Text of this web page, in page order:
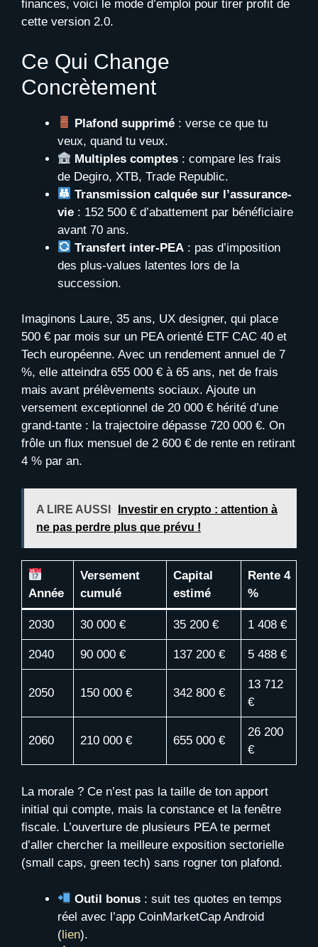
finances, voici le mode d’emploi pour tirer profit de
cette version 2.0.
Ce Qui Change
Concrètement
Plafond supprimé : verse ce que tu
veux, quand tu veux.
Multiples comptes : compare les frais
de Degiro, XTB, Trade Republic.
Transmission calquée sur l’assurance-
vie : 152 500 € d’abattement par bénéficiaire
avant 70 ans.
Transfert inter-PEA : pas d’imposition
des plus-values latentes lors de la
succession.
Imaginons Laure, 35 ans, UX designer, qui place
500 € par mois sur un PEA orienté ETF CAC 40 et
Tech européenne. Avec un rendement annuel de 7
%, elle atteindra 655 000 € à 65 ans, net de frais
mais avant prélèvements sociaux. Ajoute un
versement exceptionnel de 20 000 € hérité d’une
grand-tante : la trajectoire dépasse 720 000 €. On
frôle un flux mensuel de 2 600 € de rente en retirant
4 % par an.
A LIRE AUSSI
Investir en crypto : attention à
ne pas perdre plus que prévu !
Année
Versement
cumulé
Capital
estimé
Rente 4
%
2030 30 000 € 35 200 € 1 408 €
2040 90 000 € 137 200 € 5 488 €
2050 150 000 € 342 800 €
13 712
€
2060 210 000 € 655 000 €
26 200
€
La morale ? Ce n’est pas la taille de ton apport
initial qui compte, mais la constance et la fenêtre
fiscale. L’ouverture de plusieurs PEA te permet
d’aller chercher la meilleure exposition sectorielle
(small caps, green tech) sans rogner ton plafond.
Outil bonus : suit tes quotes en temps
réel avec l’app CoinMarketCap Android
(lien).